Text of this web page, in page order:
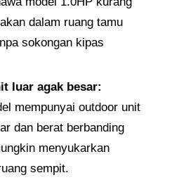
dalam ruang tamu
sokongan kipas
luar agak besar:
mempunyai outdoor unit
dan berat berbanding
menyukarkan
sempit.